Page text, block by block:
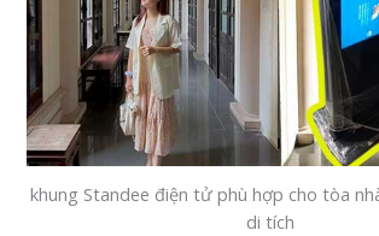
khung Standee điện tử phù hợp cho tòa
di tích